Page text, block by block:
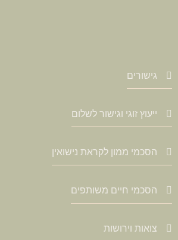
גישורים
ייעוץ זוגי וגישור לשלום
הסכמי ממון לקראת נישואין
הסכמי חיים משותפים
צואות וירושות